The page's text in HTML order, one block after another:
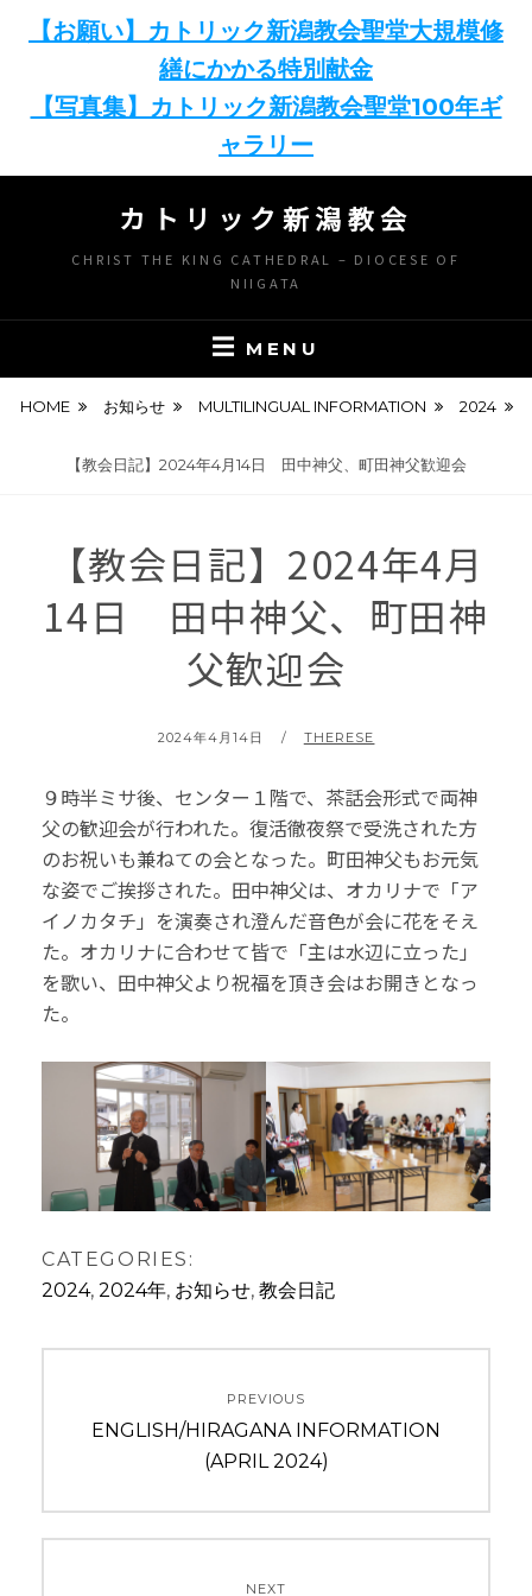
【お願い】カトリック新潟教会聖堂大規模修
繕にかかる特別献金
【写真集】カトリック新潟教会聖堂100年ギ
ャラリー
content
カトリック新潟教会
CHRIST THE KING CATHEDRAL – DIOCESE OF
NIIGATA
MENU
HOME お知らせ MULTILINGUAL INFORMATION 2024
【教会日記】2024年4月14日 田中神父、町田神父歓迎会
【教会日記】2024年4月
14日 田中神父、町田神
父歓迎会
POSTED
2024年4月14日 BY
THERESE
９時半ミサ後、センター１階で、茶話会形式で両神
父の歓迎会が行われた。復活徹夜祭で受洗された方
のお祝いも兼ねての会となった。町田神父もお元気
な姿でご挨拶された。田中神父は、オカリナで「ア
イノカタチ」を演奏され澄んだ音色が会に花をそえ
た。オカリナに合わせて皆で「主は水辺に立った」
を歌い、田中神父より祝福を頂き会はお開きとなっ
た。
CATEGORIES:
2024, 2024年, お知らせ, 教会日記
ビ
PREVIOUS
Previous
ENGLISH/HIRAGANA INFORMATION
(APRIL 2024)
NEXT